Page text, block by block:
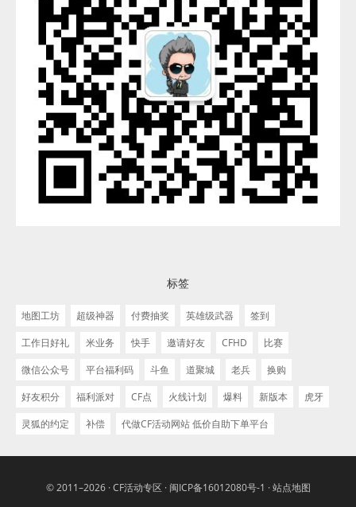
标签
地图工坊 超级神器 付费抽奖 英雄级武器
签到
工作日好礼
米业务 快手 邀请好友 CFHD
比赛
微信公众号
平台福利码 斗鱼 道聚城 老兵
换购
好友积分
福利派对 CF点 火线计划 爆料 新版本
虎牙
灵狐的约定
补偿 代做CF活动网站 低价自助下单平台
© 2011–2026 ·CF活动专区· 闽ICP备16012080号-1 ·站点地图